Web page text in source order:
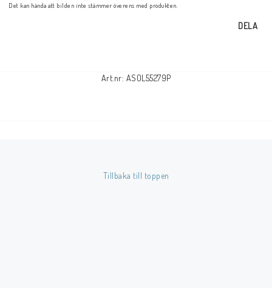
Det kan hända att bilden inte stämmer överens med produkten.
DELA
Art.nr: ASOL55279P
Tillbaka till toppen